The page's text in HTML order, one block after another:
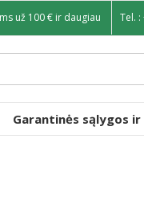
už 100 € ir daugiau Tel. :
Garantinės sąlygos